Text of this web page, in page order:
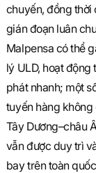
e
chuyến, đồng thời
gián đoạn luân
Malpensa có thể
lý ULD, hoạt
phát nhanh; một
tuyến hàng
Tây Dương–châu
vẫn được duy trì
bay trên toàn